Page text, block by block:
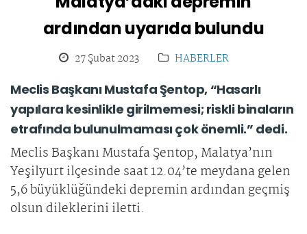
ardından uyarıda bulundu
27 Şubat 2023 HABERLER
Meclis Başkanı Mustafa Şentop, “Hasarlı
yapılara kesinlikle girilmemesi; riskli binaların
etrafında bulunulmaması çok önemli.” dedi.
Meclis Başkanı Mustafa Şentop, Malatya’nın
Yeşilyurt ilçesinde saat 12.04’te meydana gelen
5,6 büyüklüğündeki depremin ardından geçmiş
olsun dileklerini iletti.